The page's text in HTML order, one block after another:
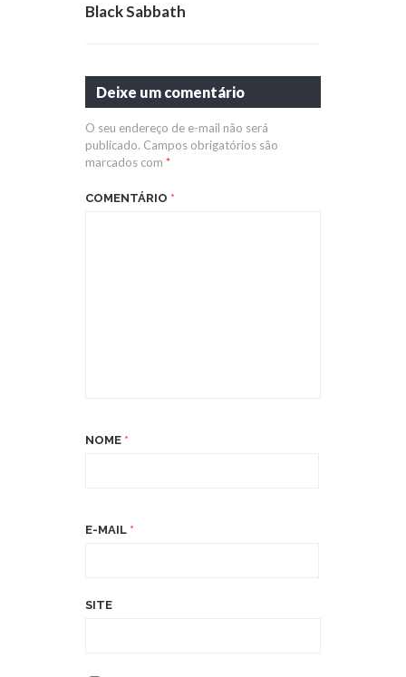
Black Sabbath
Deixe um comentário
O seu endereço de e-mail não será
publicado. Campos obrigatórios são
marcados com *
COMENTÁRIO *
NOME *
E-MAIL *
SITE